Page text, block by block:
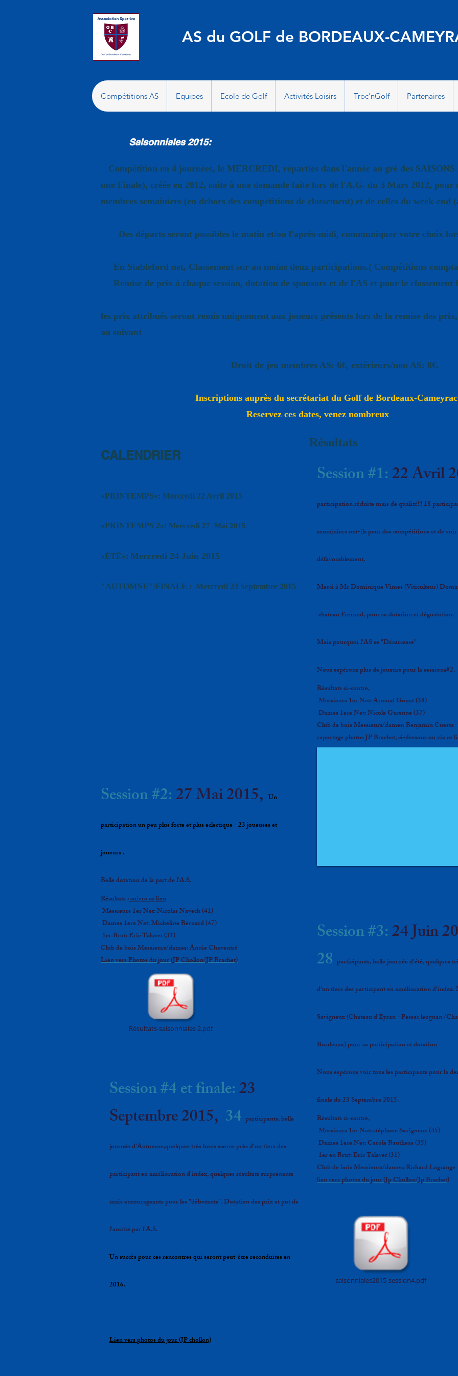
AS du GOLF de BORDEAUX-
Compétitions AS Equipes Ecole de Golf Activités Loisirs Troc'nGolf Partenaires
Saisonniales 2015:
Compétition en 4 journées, le MERCREDI, réparties dans l'année au gré des
une Finale), créée en 2012, suite à une demande faite lors de l'A.G. du 3 Mars 2012,
membres semainiers (en dehors des compétitions de classement) et de celles du week-end
Des départs seront possibles le matin et/ou l'après-midi, communiquer votre choix
En Stableford net, Classement sur au moins deux participations.( Compétitions
Remise de prix à chaque session, dotation de sponsors et de l'AS et pour le classement
les prix attribués seront remis uniquement aux joueurs présents lors de la remise des
au suivant
Droit de jeu membres AS: 6€, extérieurs/non AS: 8€.
Inscriptions auprès du secrétariat du Golf de Bordeaux-Cameyrac
Reservez ces dates, venez nombreux
Résultats
Session #1:22 Avril
participation réduite mais de qualité!!! 18
semainiers ont-ils peur des compétitions et de
défavorablement.
Merci à Mr Dominique Vimes (Viticulteur)
chateau Ferrand, pour sa dotation et dégustation.
Mais pourquoi l'AS se "Décarcasse"
Nous espérons plus de joueurs pour la sessions#2.
Résultats ci-contre,
Messieurs 1er Net: Arnaud Gouet (38)
Dames 1ere Net: Nicole Garenne (37)
Club de bois Messieurs/dames: Benjamin Cuesta
reportage photos JP Brachet, ci-dessousou via ce
CALENDRIER
«PRINTEMPS»: Mercredi 22 Avril 2015
«PRINTEMPS 2»: Mercredi 27 Mai 2015
«ÉTÉ»: Mercredi 24 Juin 2015
"AUTOMNE"/FINALE : Mercredi 23 Septembre 2015
Session #2:27 Mai 2015, Un
participation un peu plus forte et plus eclectique - 23 joueuses et
joueurs .
Belle dotation de la part de l'A.S.
Résultats :suivre ce lien
Messieurs 1er Net: Nicolas Navech (41)
Dames 1ere Net: Micheline Bernard (47)
1er Brut: Eric Talavet (31)
Club de bois Messieurs/dames: Annie Chaventré
Lien vers Photos du jour (JP Chollon/JP Brachet)
Résultats-saisonniales 2.pdf
Session #4 et finale:23
Septembre 2015, 34 participants, belle
journée d'Automne,quelques très bons scores près d'un tiers des
participant en amélioration d'index, quelques résultats surprenants
mais encourageants pour les "débutants". Dotation des prix et pot de
l'amitié par l'A.S.
Un succès pour ces rencontres qui seront peut-être reconduites en
2016.
Lien vers photos du jour (JP chollon)
Session #3:24 Juin
28 participants, belle journée d'été, quelques
d'un tiers des participant en amélioration
Savigneux (Chateau d'Eyran - Pessac leognan /
Bordeaux) pour sa participation et dotation
Nous espérons voir tous les participants pour la
finale du 23 Septembre 2015.
Résultats ci-contre,
Messieurs 1er Net: stéphane Savigneux (45)
Dames 1ere Net: Carole Bautheas (35)
1er en Brut: Eric Talavet (31)
Club de bois Messieurs/dames: Richard Lagrange
lien vers photos du jour (Jp Chollon/Jp Brachet)
saisonniales2015-session4.pdf